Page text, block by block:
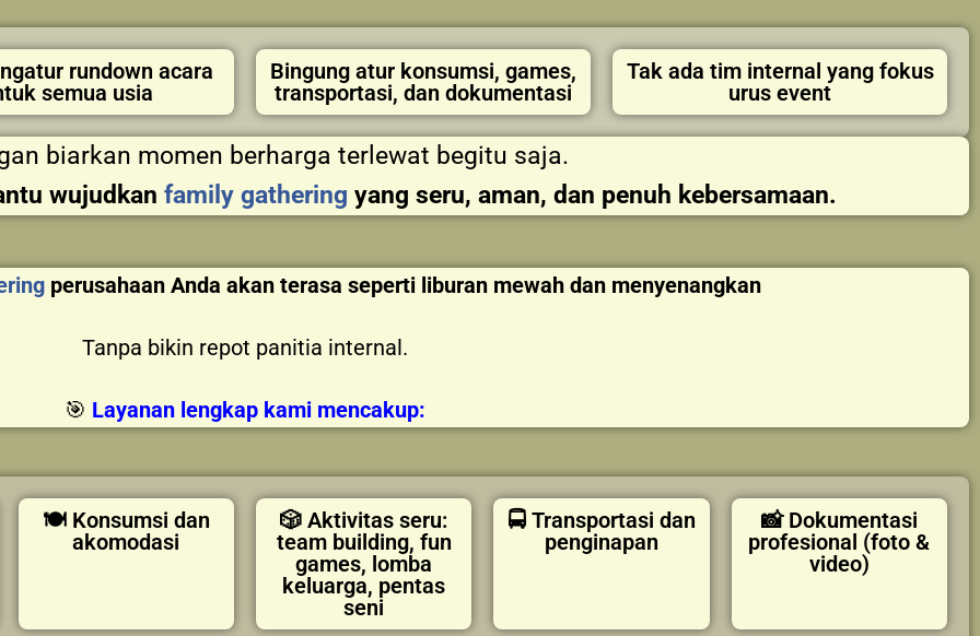
rundown acara
semua usia
Bingung atur konsumsi, games,
transportasi, dan dokumentasi
Tak ada tim internal yang fokus
urus event
biarkan momen berharga terlewat begitu saja.
wujudkan family gathering yang seru, aman, dan penuh kebersamaan.
perusahaan Anda akan terasa seperti liburan mewah dan menyenangkan
Tanpa bikin repot panitia internal.
🎯 Layanan lengkap kami mencakup:
🍽️ Konsumsi dan
akomodasi
🎲 Aktivitas seru:
team building, fun
games, lomba
keluarga, pentas
seni
🚍 Transportasi dan
penginapan
📸 Dokumentasi
profesional (foto &
video)